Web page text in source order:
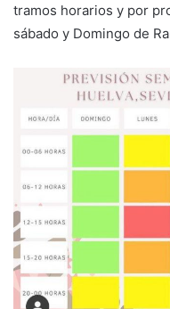
tramos horarios y por
sábado y Domingo de